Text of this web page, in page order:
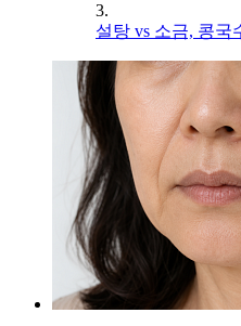
3.
설탕 vs 소금, 콩국